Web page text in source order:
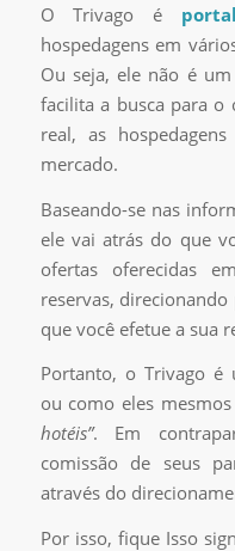
O Trivago é
hospedagens em
Ou seja, ele não é
facilita a busca para o
real, as
mercado.
Baseando-se nas
ele vai atrás do que
ofertas oferecidas
reservas,
que você efetue a sua
Portanto, o Trivago é
ou como eles
hotéis”. Em
comissão de seus
através do
Por isso, fique Isso